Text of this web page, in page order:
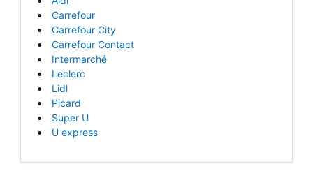
Carrefour
Carrefour City
Carrefour Contact
Intermarché
Leclerc
Lidl
Picard
Super U
U express